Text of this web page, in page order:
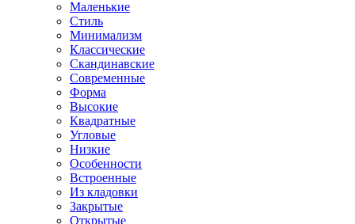
Маленькие
Стиль
Минимализм
Классические
Скандинавские
Современные
Форма
Высокие
Квадратные
Угловые
Низкие
Особенности
Встроенные
Из кладовки
Закрытые
Открытые